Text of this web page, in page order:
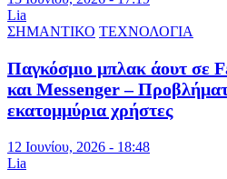
Lia
ΣΗΜΑΝΤΙΚΟ ΤΕΧΝΟΛΟΓΙΑ
Παγκόσμιο μπλακ άουτ σε
και Messenger –
εκατομμύρια χρήστες
12 Ιουνίου, 2026 - 18:48
Lia